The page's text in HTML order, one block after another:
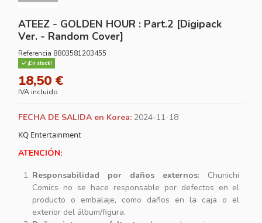
ATEEZ - GOLDEN HOUR : Part.2 [Digipack
Ver. - Random Cover]
Referencia 8803581203455
¡En stock!
18,50 €
IVA incluido
FECHA DE SALIDA en Korea: 2024-11-18
KQ Entertainment
ATENCIÓN:
Responsabilidad por daños externos: Chunichi
Comics no se hace responsable por defectos en el
producto o embalaje, como daños en la caja o el
exterior del álbum/figura.